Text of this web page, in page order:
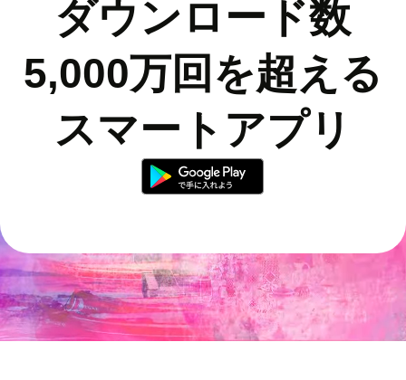
ダウンロード数
5,000万回を超える
スマートアプリ